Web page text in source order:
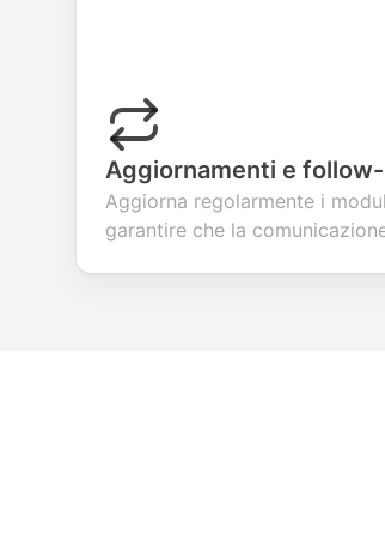
Aggiornamenti e
Aggiorna regolarmente i
garantire che la